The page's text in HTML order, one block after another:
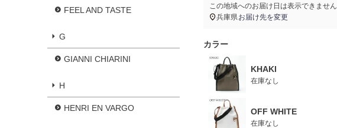
FEEL AND TASTE
G
GIANNI CHIARINI
H
HENRI EN VARGO
この地域へのお届け日は表示できません
兵庫県お届け先を変更
カラー
KHAKI
在庫なし
OFF WHITE
在庫なし